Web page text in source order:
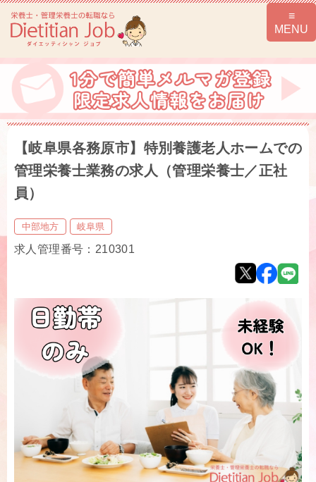
【岐阜県各務原市】特別養護老人ホームでの
管理栄養士業務の求人（管理栄養士／正社
員）
中部地方 岐阜県
求人管理番号：210301